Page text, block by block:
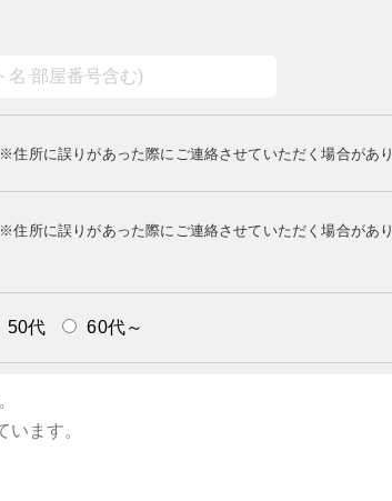
※住所に誤りがあった際にご連絡させていただく場合があり
※住所に誤りがあった際にご連絡させていただく場合があり
50代 60代～